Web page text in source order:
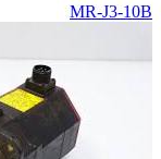
MR-J3-10B